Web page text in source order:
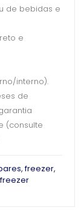
de bebidas e
e
interno).
de
(consulte
,freezer,
freezer